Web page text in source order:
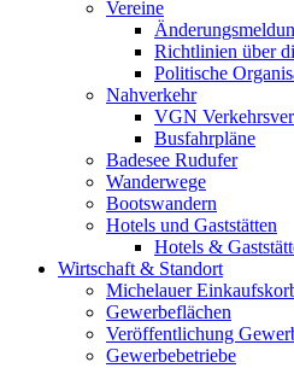
Vereine
Richtlinien über
Politische
Nahverkehr
VGN
Busfahrpläne
Badesee Rudufer
Wanderwege
Bootswandern
Hotels und Gaststätten
Hotels &
Wirtschaft & Standort
Michelauer
Gewerbeflächen
Veröffentlichung
Gewerbebetriebe